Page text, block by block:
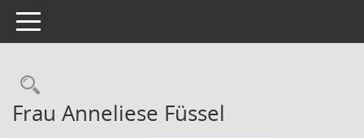
Toggle navigation
Rechercheauswahl
Frau Anneliese Füssel